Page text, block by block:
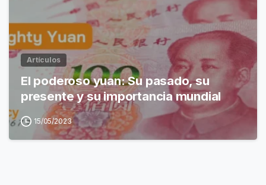
Artículos
El poderoso yuan: Su pasado, su
presente y su importancia mundial
15/05/2023